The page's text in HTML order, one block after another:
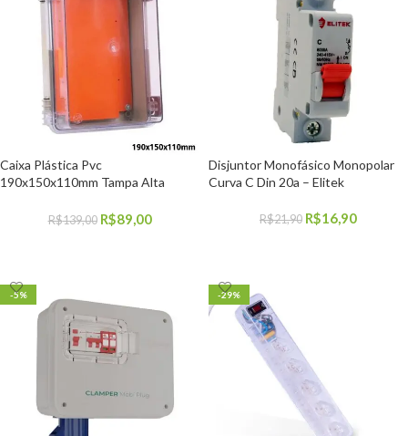
Caixa Plástica Pvc
190x150x110mm Tampa Alta
R$139,00 R$89,00
Disjuntor Monofásico Monopolar
Curva C Din 20a – Elitek
R$21,90 R$16,90
-5% -29%